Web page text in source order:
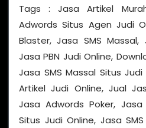
Tags : Jasa Artikel
Adwords Situs Agen Judi
Blaster, Jasa SMS Massal,
Jasa PBN Judi Online,
Jasa SMS Massal Situs
Artikel Judi Online, Jual
Jasa Adwords Poker,
Situs Judi Online, Jasa